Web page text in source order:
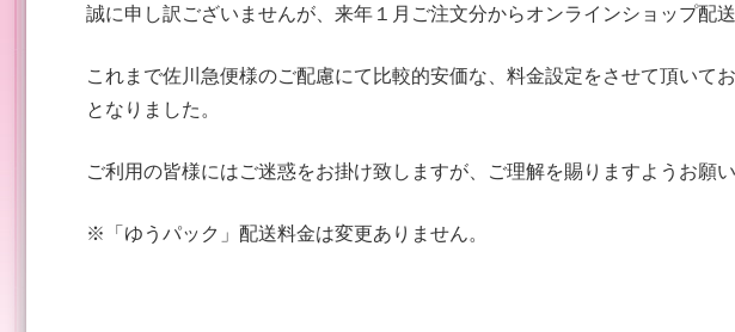
誠に申し訳ございませんが、来年１月ご注文分からオンラインショップ配
これまで佐川急便様のご配慮にて比較的安価な、料金設定をさせて頂い
となりました。
ご利用の皆様にはご迷惑をお掛け致しますが、ご理解を賜りますようお願い
※「ゆうパック」配送料金は変更ありません。